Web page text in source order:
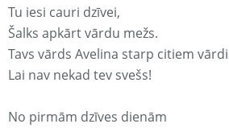
Tu iesi cauri dzīvei,
Šalks apkārt vārdu mežs.
Tavs vārds Avelina starp citiem
Lai nav nekad tev svešs!
No pirmām dzīves dienām